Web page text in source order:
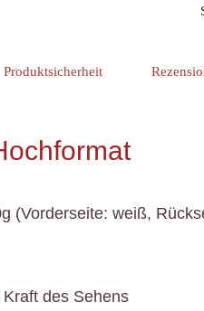
Produktsicherheit
(Vorderseite: weiß,
des Sehens